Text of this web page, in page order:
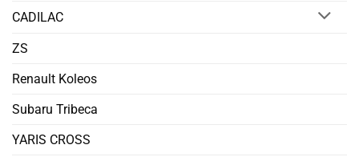
CADILAC
ZS
Renault Koleos
Subaru Tribeca
YARIS CROSS